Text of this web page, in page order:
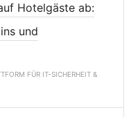
Hotelgäste ab:
und
FÜR IT-SICHERHEIT &